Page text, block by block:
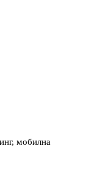
мобилна